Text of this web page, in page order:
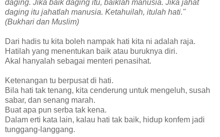
daging. Jika baik daging itu, baiklah manusia. Jika jahat
daging itu jahatlah manusia. Ketahuilah, itulah hati."
(Bukhari dan Muslim)
Dari hadis tu kita boleh nampak hati kita ni adalah raja.
Hatilah yang menentukan baik atau buruknya diri.
Akal hanyalah sebagai menteri penasihat.
Ketenangan tu berpusat di hati.
Bila hati tak tenang, kita cenderung untuk mengeluh, susah
sabar, dan senang marah.
Buat apa pun serba tak kena.
Dalam erti kata lain, kalau hati tak baik, hidup konfem jadi
tunggang-langgang.